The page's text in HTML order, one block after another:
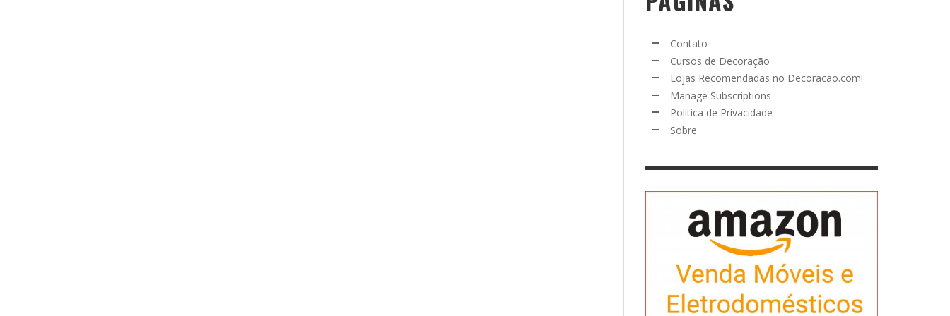
Contato
Cursos de Decoração
Lojas Recomendadas no Decoracao.com!
Manage Subscriptions
Política de Privacidade
Sobre